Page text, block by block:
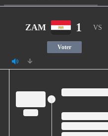
ZAM 1
Voter
VS